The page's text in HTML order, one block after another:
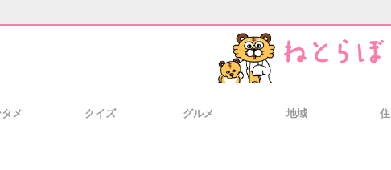
メ クイズ グルメ 地域